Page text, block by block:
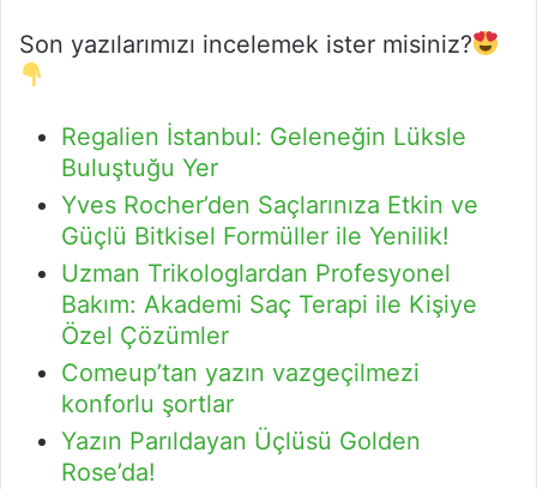
Son yazılarımızı incelemek ister misiniz?
Regalien İstanbul: Geleneğin Lüksle
Buluştuğu Yer
Yves Rocher’den Saçlarınıza Etkin ve
Güçlü Bitkisel Formüller ile Yenilik!
Uzman Trikologlardan Profesyonel
Bakım: Akademi Saç Terapi ile Kişiye
Özel Çözümler
Comeup’tan yazın vazgeçilmezi
konforlu şortlar
Yazın Parıldayan Üçlüsü Golden
Rose’da!